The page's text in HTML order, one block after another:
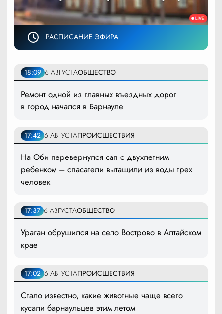
РАСПИСАНИЕ ЭФИРА
18:09 6 АВГУСТАОБЩЕСТВО
Ремонт одной из главных въездных дорог
в город начался в Барнауле
17:42 6 АВГУСТАПРОИСШЕСТВИЯ
На Оби перевернулся сап с двухлетним
ребенком – спасатели вытащили из воды трех
человек
17:37 6 АВГУСТАОБЩЕСТВО
Ураган обрушился на село Вострово в Алтайском
крае
17:02 6 АВГУСТАПРОИСШЕСТВИЯ
Стало известно, какие животные чаще всего
кусали барнаульцев этим летом